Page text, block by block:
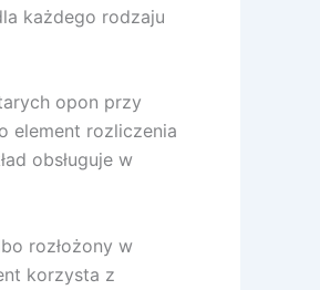
każdego rodzaju
opon przy
element rozliczenia
obsługuje w
rozłożony w
korzysta z